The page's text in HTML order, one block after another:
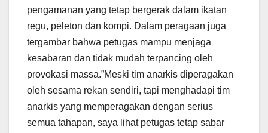
pengamanan yang tetap bergerak dalam ikatan
regu, peleton dan kompi. Dalam peragaan juga
tergambar bahwa petugas mampu menjaga
kesabaran dan tidak mudah terpancing oleh
provokasi massa.”Meski tim anarkis diperagakan
oleh sesama rekan sendiri, tapi menghadapi tim
anarkis yang memperagakan dengan serius
semua tahapan, saya lihat petugas tetap sabar